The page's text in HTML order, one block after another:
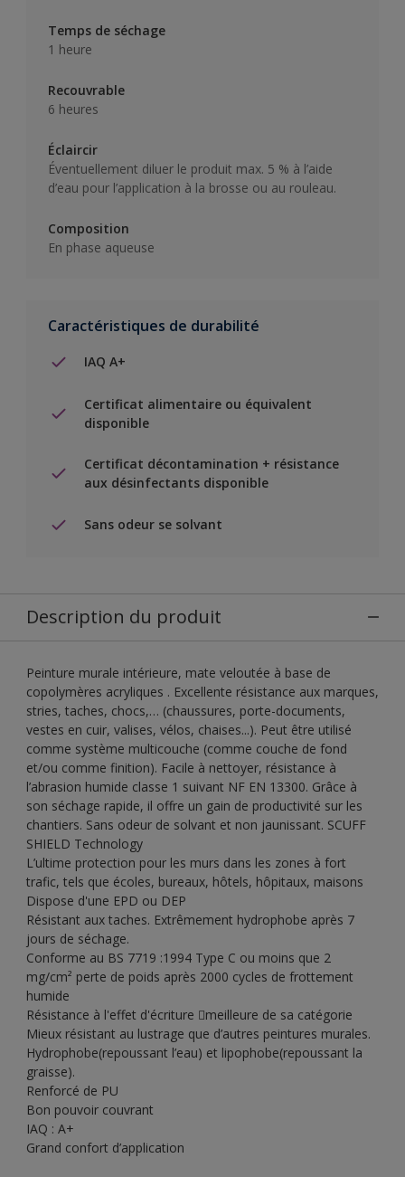
Temps de séchage
1 heure
Recouvrable
6 heures
Éclaircir
Éventuellement diluer le produit max. 5 % à l’aide
d’eau pour l’application à la brosse ou au rouleau.
Composition
En phase aqueuse
Caractéristiques de durabilité
IAQ A+
Certificat alimentaire ou équivalent
disponible
Certificat décontamination + résistance
aux désinfectants disponible
Sans odeur se solvant
Description du produit
Peinture murale intérieure, mate veloutée à base de
copolymères acryliques . Excellente résistance aux marques,
stries, taches, chocs,… (chaussures, porte-documents,
vestes en cuir, valises, vélos, chaises...). Peut être utilisé
comme système multicouche (comme couche de fond
et/ou comme finition). Facile à nettoyer, résistance à
l’abrasion humide classe 1 suivant NF EN 13300. Grâce à
son séchage rapide, il offre un gain de productivité sur les
chantiers. Sans odeur de solvant et non jaunissant. SCUFF
SHIELD Technology
L’ultime protection pour les murs dans les zones à fort
trafic, tels que écoles, bureaux, hôtels, hôpitaux, maisons
Dispose d'une EPD ou DEP
Résistant aux taches. Extrêmement hydrophobe après 7
jours de séchage.
Conforme au BS 7719 :1994 Type C ou moins que 2
mg/cm² perte de poids après 2000 cycles de frottement
humide
Résistance à l'effet d'écriture meilleure de sa catégorie
Mieux résistant au lustrage que d’autres peintures murales.
Hydrophobe(repoussant l’eau) et lipophobe(repoussant la
graisse).
Renforcé de PU
Bon pouvoir couvrant
IAQ : A+
Grand confort d’application